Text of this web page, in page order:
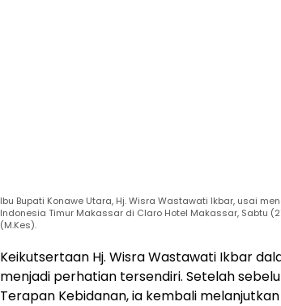
Ibu Bupati Konawe Utara, Hj. Wisra Wastawati Ikbar, usai
Indonesia Timur Makassar di Claro Hotel Makassar, Sabtu
(M.Kes).
Keikutsertaan Hj. Wisra Wastawati Ikbar
menjadi perhatian tersendiri. Setelah
Terapan Kebidanan, ia kembali